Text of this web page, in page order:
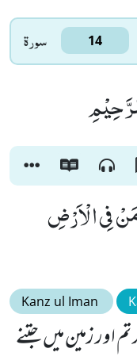
سورۃ 14
فِی الْاَرْضِ
Kanz ul Iman
اور زمین میں جتنے